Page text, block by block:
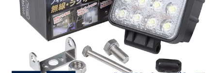
ットに付けて、停電時などの室内ではフックで天井から吊
り下げて、登山やキャンプなどのアウトドアではテントや
リュックに吊り下げて、場所を選ばず使用できる。夜間の
散歩や手元を照らすデスクライトとして日常使いはもちろ
ん、防災グッズ、車載用として非常時の備えにも。■作業
灯にも懐中電灯にもなる2way点灯懐中電灯の様に遠くま